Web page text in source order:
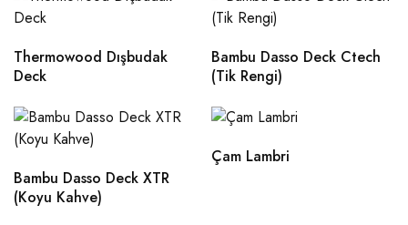
Thermowood Dışbudak
Deck
Bambu Dasso Deck Ctech
(Tik Rengi)
Bambu Dasso Deck XTR
(Koyu Kahve)
Çam Lambri